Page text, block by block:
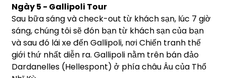
Ngày 5 - Gallipoli Tour
Sau bữa sáng và check-out từ khách sạn, lúc 7 giờ
sáng, chúng tôi sẽ đón bạn từ khách sạn của bạn
và sau đó lái xe đến Gallipoli, nơi Chiến tranh thế
giới thứ nhất diễn ra. Gallipoli nằm trên bán đảo
Dardanelles (Hellespont) ở phía châu Âu của Thổ